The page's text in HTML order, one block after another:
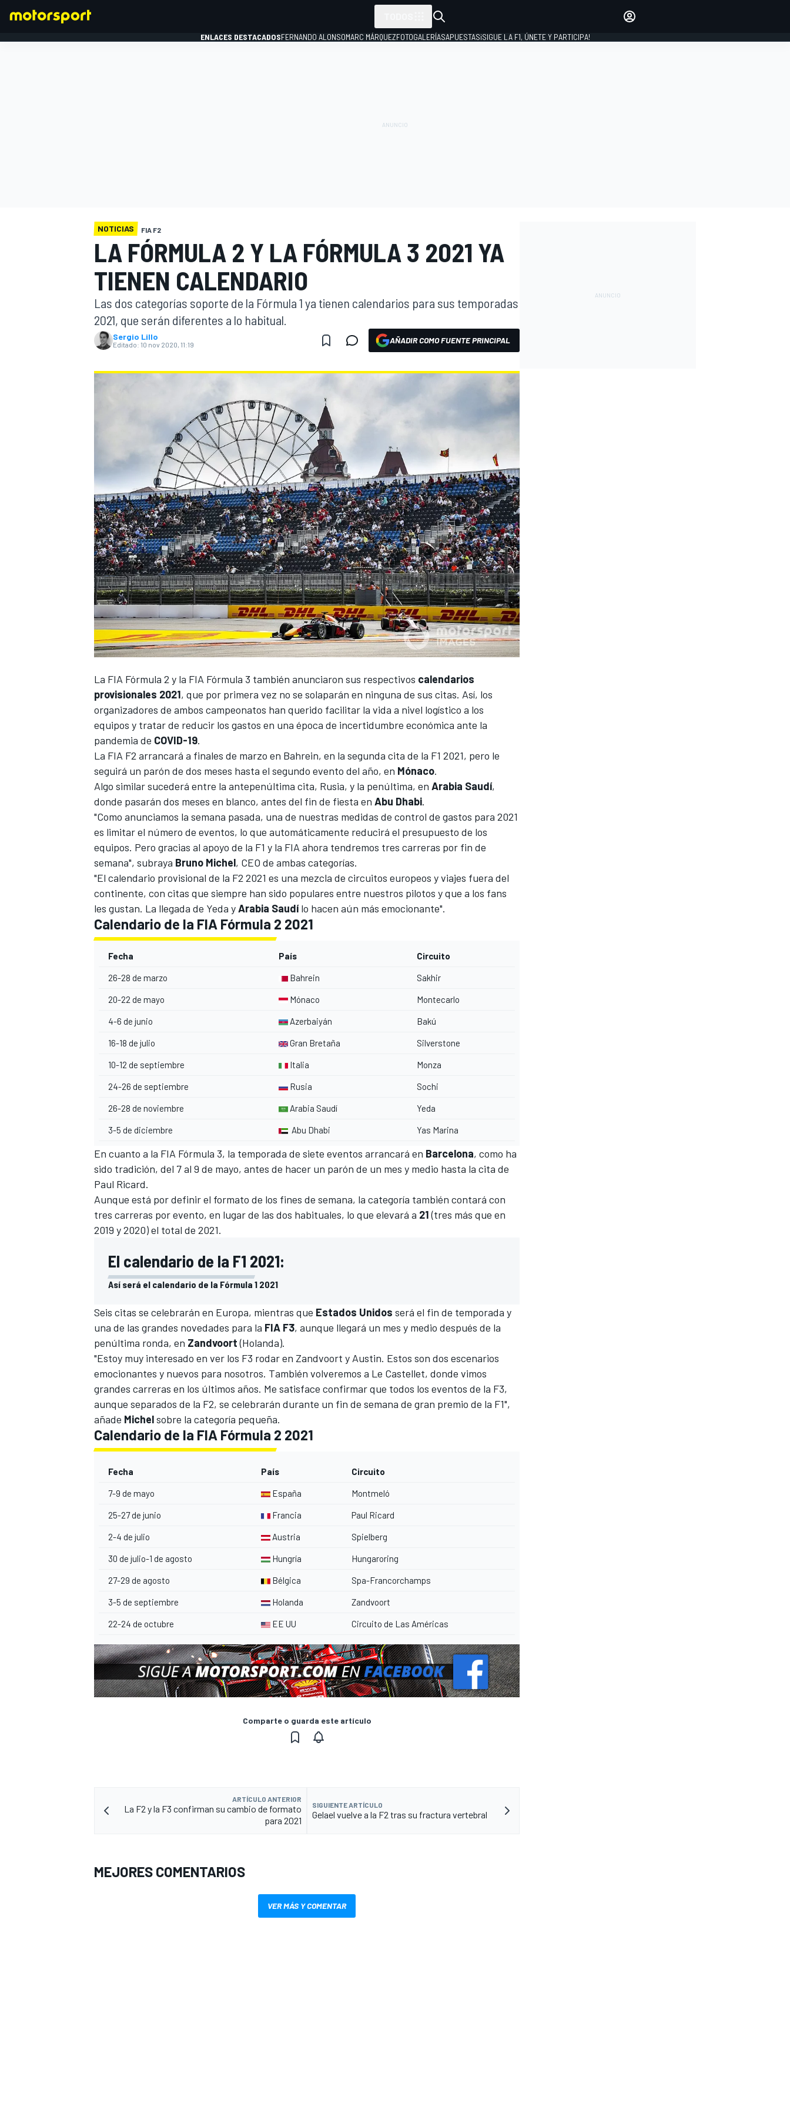
FÓRMULA E
MÁS CATEGORÍAS
ENLACES DESTACADOSFERNANDO ALONSOMARC MÁRQUEZFOTOGALERÍASAPUESTAS¡SIGUE LA F1, ÚNETE Y PARTICIPA!
NOTICIAS FIA F2
LA FÓRMULA 2 Y LA FÓRMULA 3 2021 YA
TIENEN CALENDARIO
Las dos categorías soporte de la Fórmula 1 ya tienen calendarios para sus temporadas
2021, que serán diferentes a lo habitual.
Sergio Lillo
Editado: 10 nov 2020, 11:19 AÑADIR COMO FUENTE PRINCIPAL
La FIA Fórmula 2 y la FIA Fórmula 3 también anunciaron sus respectivos calendarios
provisionales 2021, que por primera vez no se solaparán en ninguna de sus citas. Así, los
organizadores de ambos campeonatos han querido facilitar la vida a nivel logístico a los
equipos y tratar de reducir los gastos en una época de incertidumbre económica ante la
pandemia de COVID-19.
La FIA F2 arrancará a finales de marzo en Bahrein, en la segunda cita de la F1 2021, pero le
seguirá un parón de dos meses hasta el segundo evento del año, en Mónaco.
Algo similar sucederá entre la antepenúltima cita, Rusia, y la penúltima, en Arabia Saudí,
donde pasarán dos meses en blanco, antes del fin de fiesta en Abu Dhabi.
"Como anunciamos la semana pasada, una de nuestras medidas de control de gastos para 2021
es limitar el número de eventos, lo que automáticamente reducirá el presupuesto de los
equipos. Pero gracias al apoyo de la F1 y la FIA ahora tendremos tres carreras por fin de
semana", subraya Bruno Michel, CEO de ambas categorías.
"El calendario provisional de la F2 2021 es una mezcla de circuitos europeos y viajes fuera del
continente, con citas que siempre han sido populares entre nuestros pilotos y que a los fans
les gustan. La llegada de Yeda yArabia Saudílo hacen aún más emocionante".
Calendario de la FIA Fórmula 2 2021
Fecha País Circuito
26-28 de marzo Bahrein Sakhir
20-22 de mayo Mónaco Montecarlo
4-6 de junio Azerbaiyán Bakú
16-18 de julio Gran Bretaña Silverstone
10-12 de septiembre Italia Monza
24-26 de septiembre Rusia Sochi
26-28 de noviembre Arabia Saudí Yeda
3-5 de diciembre Abu Dhabi Yas Marina
En cuanto a la FIA Fórmula 3, la temporada de siete eventos arrancará en Barcelona, como ha
sido tradición, del 7 al 9 de mayo, antes de hacer un parón de un mes y medio hasta la cita de
Paul Ricard.
Aunque está por definir el formato de los fines de semana, la categoría también contará con
tres carreras por evento, en lugar de las dos habituales, lo que elevará a 21(tres más que en
2019 y 2020) el total de 2021.
El calendario de la F1 2021:
Así será el calendario de la Fórmula 1 2021
Seis citas se celebrarán en Europa, mientras que Estados Unidos será el fin de temporada y
una de las grandes novedades para la FIA F3, aunque llegará un mes y medio después de la
penúltima ronda, en Zandvoort(Holanda).
"Estoy muy interesado en ver los F3 rodar en Zandvoort y Austin. Estos son dos escenarios
emocionantes y nuevos para nosotros. También volveremos a Le Castellet, donde vimos
grandes carreras en los últimos años. Me satisface confirmar que todos los eventos de la F3,
aunque separados de la F2, se celebrarán durante un fin de semana de gran premio de la F1",
añade Michelsobre la categoría pequeña.
Calendario de la FIA Fórmula 2 2021
Fecha País Circuito
7-9 de mayo España Montmeló
25-27 de junio Francia Paul Ricard
2-4 de julio Austria Spielberg
30 de julio-1 de agosto Hungría Hungaroring
27-29 de agosto Bélgica Spa-Francorchamps
3-5 de septiembre Holanda Zandvoort
22-24 de octubre EE UU Circuito de Las Américas
Comparte o guarda este artículo
ARTÍCULO ANTERIOR
La F2 y la F3 confirman su cambio de formato
para 2021
SIGUIENTE ARTÍCULO
Gelael vuelve a la F2 tras su fractura vertebral
MEJORES COMENTARIOS
VER MÁS Y COMENTAR